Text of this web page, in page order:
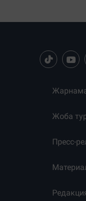
Жоба
Пресс-